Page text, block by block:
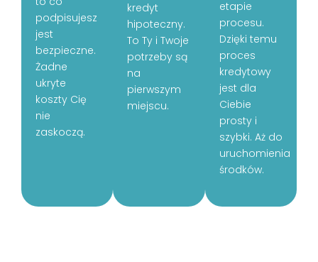
podpisujesz
jest
bezpieczne.
Żadne
ukryte
koszty Cię
nie
zaskoczą.
kredyt
hipoteczny.
To Ty i Twoje
potrzeby są
na
pierwszym
miejscu.
etapie
procesu.
Dzięki temu
proces
kredytowy
jest dla
Ciebie
prosty i
szybki. Aż do
uruchomienia
środków.